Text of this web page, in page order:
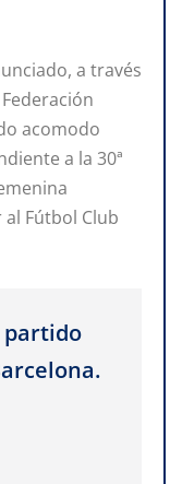
a través
acomodo
a la 30ª
Fútbol Club
partido